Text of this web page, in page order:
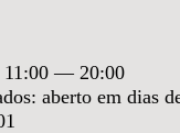
11:00 — 20:00
aberto em dias